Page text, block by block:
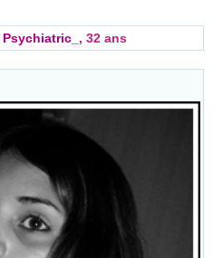
Psychiatric_ , 32 ans